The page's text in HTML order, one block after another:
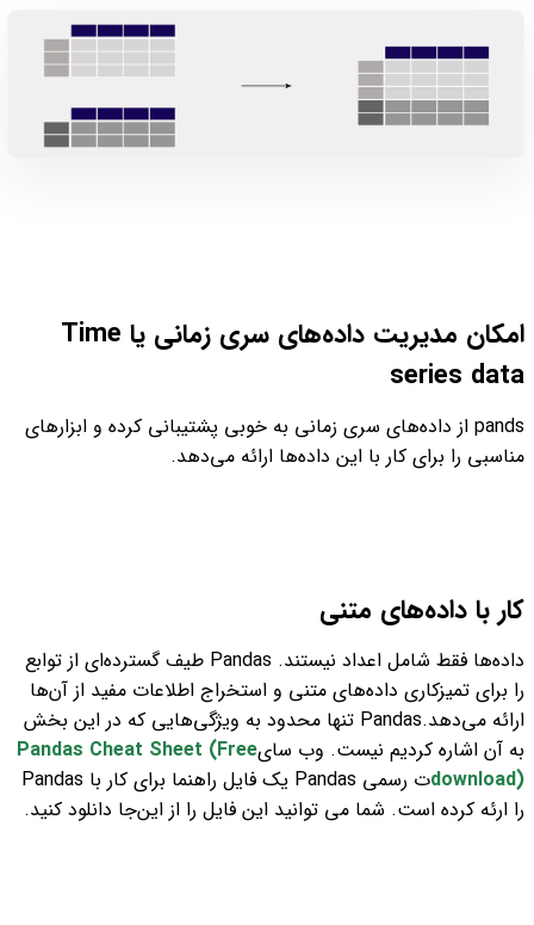
امکان مدیریت داده‌های سری زمانی یا Time
series data
pands از داده‌های سری زمانی به خوبی پشتیبانی کرده و ابزارهای
مناسبی را برای کار با این داده‌ها ارائه می‌دهد.
کار با داده‌های متنی
داده‌ها فقط شامل اعداد نیستند. Pandas طیف گسترده‌ای از توابع
را برای تمیزکاری داده‌های متنی و استخراج اطلاعات مفید از آن‌ها
ارائه می‌دهد.
Pandas تنها محدود به ویژگی‌هایی که در این بخش
به آن اشاره کردیم نیست. وب سایPandas Cheat Sheet (Free
download)
ت رسمی Pandas یک فایل راهنما برای کار با Pandas
را ارئه کرده است. شما می توانید این فایل را از این‌جا دانلود کنید.